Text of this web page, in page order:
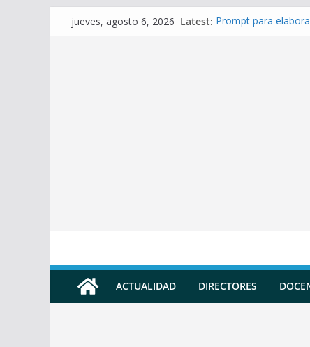
jueves, agosto 6, 2026 Latest: Prompt para
ACTUALIDAD DIRECTORES